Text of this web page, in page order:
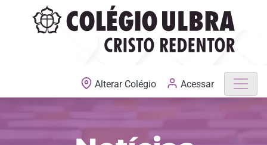
MATRÍCULAS ABERTAS
Alterar Colégio Acessar